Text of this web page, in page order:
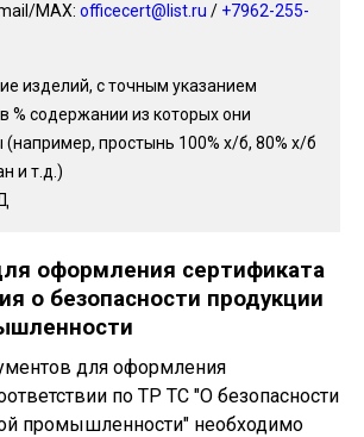
МАХ: officecert@list.ru / +7962-255-
изделий, с точным указанием
% содержании из которых они
(например, простынь 100% х/б, 80% х/б
и т.д.)
оформления сертификата
о безопасности продукции
для оформления
по ТР ТС "О безопасности
промышленности" необходимо